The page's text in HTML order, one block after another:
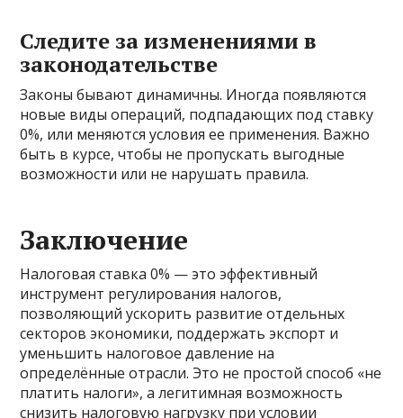
Следите за изменениями в
законодательстве
Законы бывают динамичны. Иногда появляются
новые виды операций, подпадающих под ставку
0%, или меняются условия ее применения. Важно
быть в курсе, чтобы не пропускать выгодные
возможности или не нарушать правила.
Заключение
Налоговая ставка 0% — это эффективный
инструмент регулирования налогов,
позволяющий ускорить развитие отдельных
секторов экономики, поддержать экспорт и
уменьшить налоговое давление на
определённые отрасли. Это не простой способ «не
платить налоги», а легитимная возможность
снизить налоговую нагрузку при условии